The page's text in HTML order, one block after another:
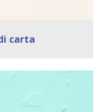
carta